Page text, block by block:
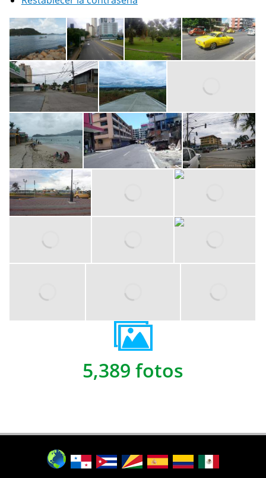
5,389 fotos